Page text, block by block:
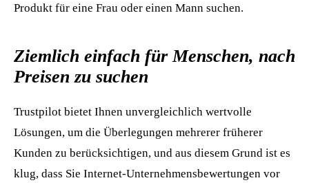
Produkt für eine Frau oder einen Mann suchen.
Ziemlich einfach für Menschen, nach
Preisen zu suchen
Trustpilot bietet Ihnen unvergleichlich wertvolle
Lösungen, um die Überlegungen mehrerer früherer
Kunden zu berücksichtigen, und aus diesem Grund ist es
klug, dass Sie Internet-Unternehmensbewertungen vor